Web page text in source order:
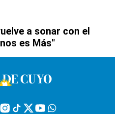
a sonar con el
es Más"